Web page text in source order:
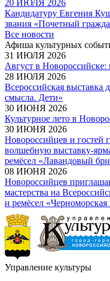
20 ИЮЛЯ 2026
Кандидатуру Евгения
звания «Почетный
Все новости
Афиша культурных
31 ИЮЛЯ 2026
Август в
28 ИЮЛЯ 2026
Всероссийская выставка
смысла. Дети»
30 ИЮНЯ 2026
Культурное лето в
30 ИЮНЯ 2026
Новороссийцев и гостей
волшебную выставку-
ремёсел «Лавандовый
08 ИЮНЯ 2026
Новороссийцев
мастерства на
и ремёсел «Черноморская
Управление культуры